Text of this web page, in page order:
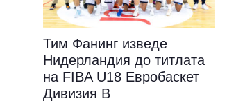
Тим Фанинг изведе
Нидерландия до титлата
на FIBA U18 Евробаскет
Дивизия B